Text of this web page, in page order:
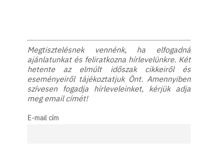
Megtisztelésnek vennénk, ha elfogadná
ajánlatunkat és feliratkozna hírlevelünkre. Két
hetente az elmúlt időszak cikkeiről és
eseményeiről tájékoztatjuk Önt. Amennyiben
szívesen fogadja hírleveleinket, kérjük adja
meg email címét!
E-mail cím